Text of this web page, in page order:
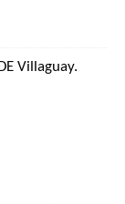
Villaguay.